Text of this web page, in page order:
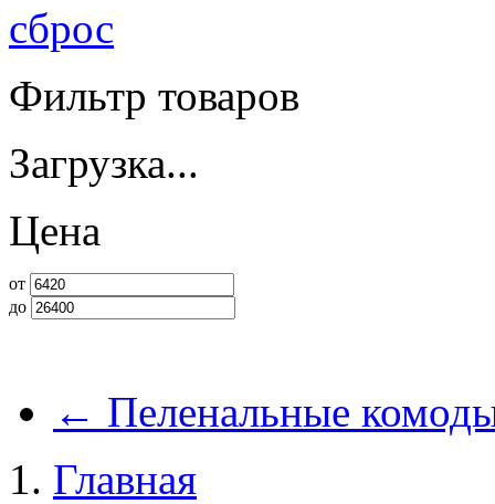
сброс
Фильтр товаров
Загрузка...
Цена
от
до
← Пеленальные
Главная